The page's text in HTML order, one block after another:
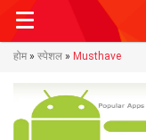
होम » स्पेशल » Musthave